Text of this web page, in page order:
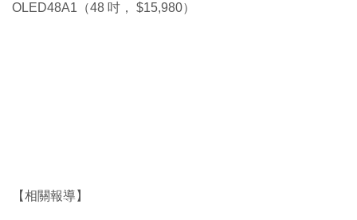
OLED48A1（48 吋， $15,980）
【相關報導】